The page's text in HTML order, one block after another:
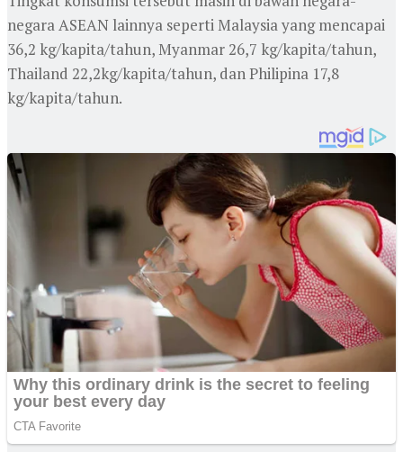
negara ASEAN lainnya seperti Malaysia yang mencapai
36,2 kg/kapita/tahun, Myanmar 26,7 kg/kapita/tahun,
Thailand 22,2kg/kapita/tahun, dan Philipina 17,8
kg/kapita/tahun.